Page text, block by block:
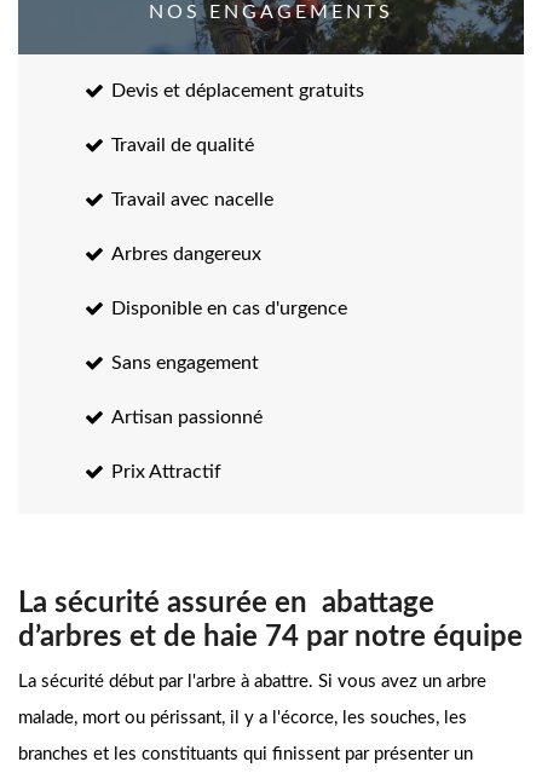
NOS ENGAGEMENTS
Devis et déplacement gratuits
Travail de qualité
Travail avec nacelle
Arbres dangereux
Disponible en cas d'urgence
Sans engagement
Artisan passionné
Prix Attractif
La sécurité assurée en abattage
d’arbres et de haie 74 par notre équipe
La sécurité début par l'arbre à abattre. Si vous avez un arbre
malade, mort ou périssant, il y a l'écorce, les souches, les
branches et les constituants qui finissent par présenter un